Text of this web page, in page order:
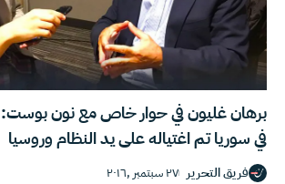
برهان غليون في حوار خاص مع نون
في سوريا تم اغتياله على يد النظام وروسيا
فريق التحرير ٢٧ سبتمبر ,٢٠١٦